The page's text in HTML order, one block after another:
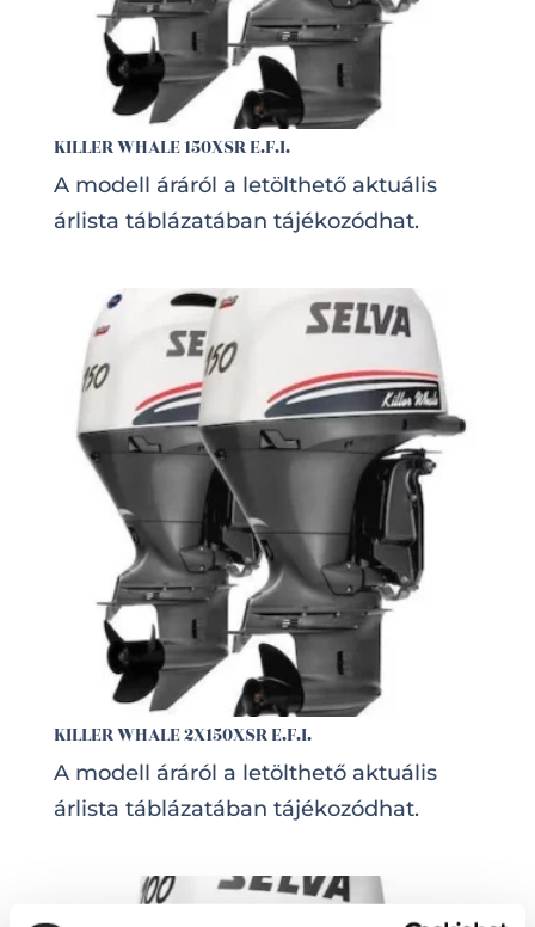
KILLER WHALE 150XSR E.F.I.
A modell áráról a letölthető aktuális
árlista táblázatában tájékozódhat.
KILLER WHALE 2X150XSR E.F.I.
A modell áráról a letölthető aktuális
árlista táblázatában tájékozódhat.